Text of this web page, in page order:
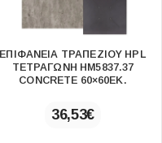
ΕΠΙΦΑΝΕΙΑ ΤΡΑΠΕΖΙΟΥ HPL
ΤΕΤΡΑΓΩΝΗ HM5837.37
CONCRETE 60×60ΕΚ.
36,53€